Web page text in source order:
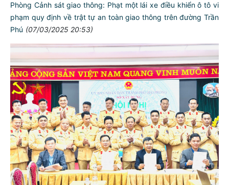
Phòng Cảnh sát giao thông: Phạt một lái xe điều khiển ô tô vi
phạm quy định về trật tự an toàn giao thông trên đường Trần
Phú (07/03/2025 20:53)